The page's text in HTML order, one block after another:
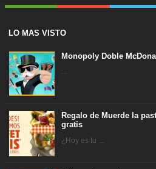
LO MAS VISTO
Monopoly Doble
...
Regalo de Muerde la
gratis
¿Hoy es tu ...